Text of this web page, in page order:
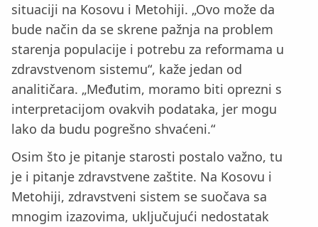
situaciji na Kosovu i Metohiji. „Ovo može da
bude način da se skrene pažnja na problem
starenja populacije i potrebu za reformama u
zdravstvenom sistemu“, kaže jedan od
analitičara. „Međutim, moramo biti oprezni s
interpretacijom ovakvih podataka, jer mogu
lako da budu pogrešno shvaćeni.“
Osim što je pitanje starosti postalo važno, tu
je i pitanje zdravstvene zaštite. Na Kosovu i
Metohiji, zdravstveni sistem se suočava sa
mnogim izazovima, uključujući nedostatak